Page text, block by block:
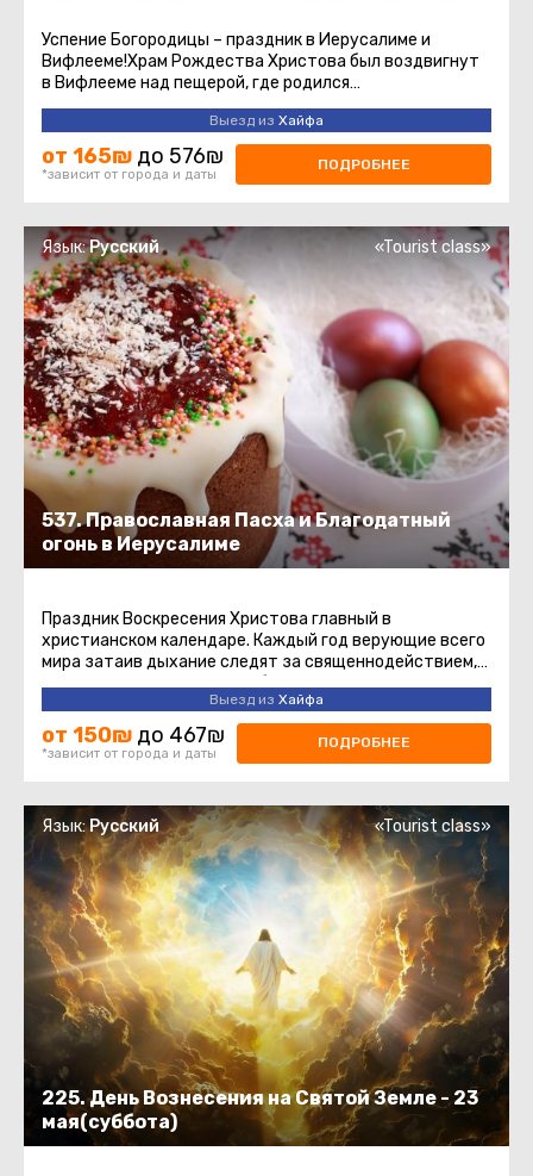
Успение Богородицы – праздник в Иерусалиме и
Вифлееме!Храм Рождества Христова был воздвигнут
в Вифлееме над пещерой, где родился
Иисус.Современное здание Храма Рождества ...
Выезд из Хайфа
от 165₪ до 576₪
*зависит от города и даты
ПОДРОБНЕЕ
537. Православная Пасха и Благодатный
огонь в Иерусалиме
Язык:Русский «Tourist class»
Праздник Воскресения Христова главный в
христианском календаре. Каждый год верующие всего
мира затаив дыхание следят за священнодействием,
происходящим в Храме Гроба ...
Выезд из Хайфа
от 150₪ до 467₪
*зависит от города и даты
ПОДРОБНЕЕ
225. День Вознесения на Святой Земле - 23
мая(суббота)
Язык:Русский «Tourist class»